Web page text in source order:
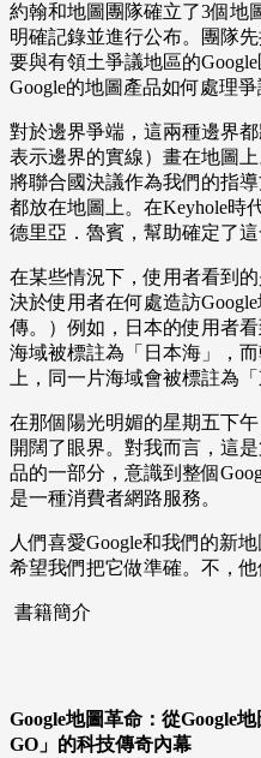
約翰和地圖團隊確立了3個地
明確記錄並進行公布。團隊
要與有領土爭議地區的
Google的地圖產品如何處理爭
對於邊界爭端，這兩種邊界
表示邊界的實線）畫在地圖
將聯合國決議作為我們的指
都放在地圖上。在Keyhole時
德里亞．魯賓，幫助確定了這
在某些情況下，使用者看到
決於使用者在何處造訪
傳。）例如，日本的使用者
海域被標註為「日本海」，
上，同一片海域會被標註為「
在那個陽光明媚的星期五下
開闊了眼界。對我而言，這
品的一部分，意識到整個
是一種消費者網路服務。
人們喜愛Google和我們的新
希望我們把它做準確。不，
書籍簡介
Google地圖革命：從Google
GO」的科技傳奇內幕